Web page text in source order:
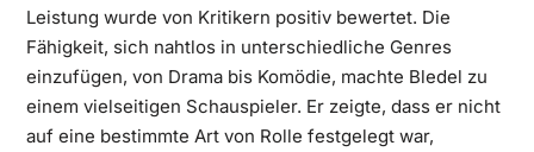
Leistung wurde von Kritikern positiv bewertet. Die
Fähigkeit, sich nahtlos in unterschiedliche Genres
einzufügen, von Drama bis Komödie, machte Bledel zu
einem vielseitigen Schauspieler. Er zeigte, dass er nicht
auf eine bestimmte Art von Rolle festgelegt war,